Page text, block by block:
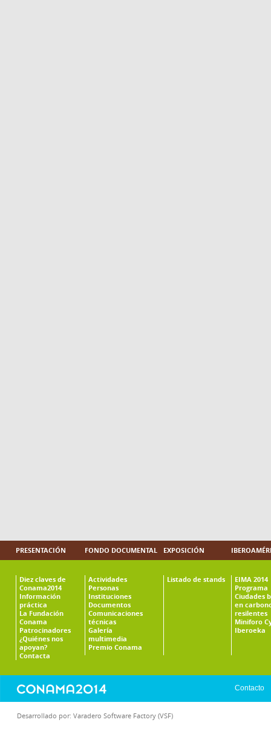
PRESENTACIÓN
Diez claves de
Conama2014
Información
práctica
La Fundación
Conama
Patrocinadores
¿Quiénes nos
apoyan?
Contacta
FONDO DOCUMENTAL
Actividades
Personas
Instituciones
Documentos
Comunicaciones
técnicas
Galería
multimedia
Premio Conama
EXPOSICIÓN
Listado de stands
EIMA 2014
Programa
Ciudades
en
resilentes
Miniforo
Iberoeka
Contacto
Desarrollado por: Varadero Software Factory (VSF)